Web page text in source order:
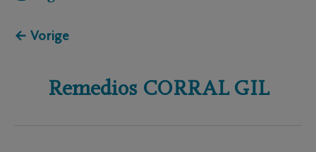
← Vorige
Remedios CORRAL GIL